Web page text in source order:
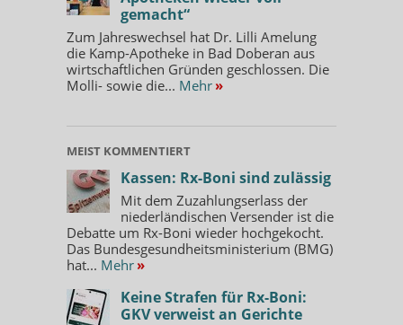
gemacht“
Zum Jahreswechsel hat Dr. Lilli Amelung
die Kamp-Apotheke in Bad Doberan aus
wirtschaftlichen Gründen geschlossen. Die
Molli- sowie die... Mehr »
MEIST KOMMENTIERT
Kassen: Rx-Boni sind zulässig
Mit dem Zuzahlungserlass der
niederländischen Versender ist die
Debatte um Rx-Boni wieder hochgekocht.
Das Bundesgesundheitsministerium (BMG)
hat... Mehr »
Keine Strafen für Rx-Boni:
GKV verweist an Gerichte